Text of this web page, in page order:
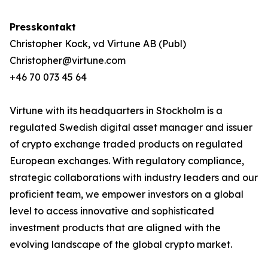
Presskontakt
Christopher Kock, vd Virtune AB (Publ)
Christopher@virtune.com
+46 70 073 45 64
Virtune with its headquarters in Stockholm is a
regulated Swedish digital asset manager and issuer
of crypto exchange traded products on regulated
European exchanges. With regulatory compliance,
strategic collaborations with industry leaders and our
proficient team, we empower investors on a global
level to access innovative and sophisticated
investment products that are aligned with the
evolving landscape of the global crypto market.